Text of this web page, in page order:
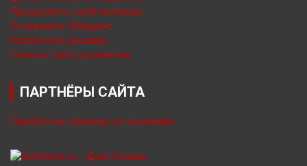
Предложить свой материал
Установить Я.Виджет
Разместить рекламу
Помочь сайту в развитии
ПАРТНЁРЫ САЙТА
Перейти на страницу со ссылками